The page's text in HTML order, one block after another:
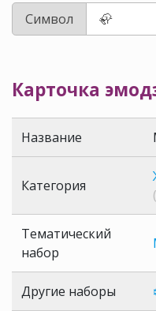
Символ
Карточка
Название
Категория
Тематический
набор
Другие наборы